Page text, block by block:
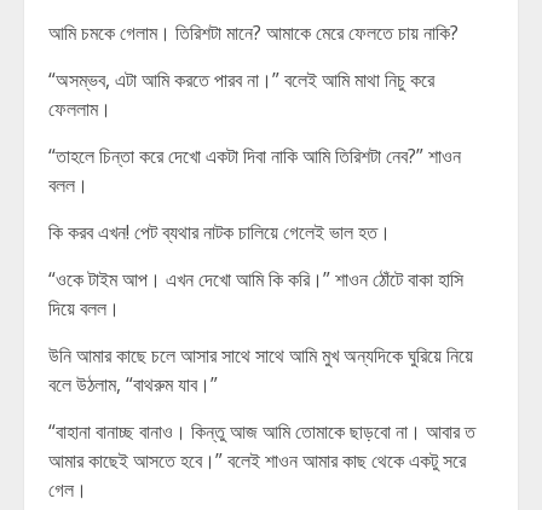
আমি চমকে গেলাম। তিরিশটা মানে? আমাকে মেরে ফেলতে চায় নাকি?
“অসম্ভব, এটা আমি করতে পারব না।” বলেই আমি মাথা নিচু করে
ফেললাম।
“তাহলে চিন্তা করে দেখো একটা দিবা নাকি আমি তিরিশটা নেব?” শাওন
বলল।
কি করব এখন! পেট ব্যথার নাটক চালিয়ে গেলেই ভাল হত।
“ওকে টাইম আপ। এখন দেখো আমি কি করি।” শাওন ঠোঁটে বাকা হাসি
দিয়ে বলল।
উনি আমার কাছে চলে আসার সাথে সাথে আমি মুখ অন্যদিকে ঘুরিয়ে নিয়ে
বলে উঠলাম, “বাথরুম যাব।”
“বাহানা বানাচ্ছ বানাও। কিন্তু আজ আমি তোমাকে ছাড়বো না। আবার ত
আমার কাছেই আসতে হবে।” বলেই শাওন আমার কাছ থেকে একটু সরে
গেল।